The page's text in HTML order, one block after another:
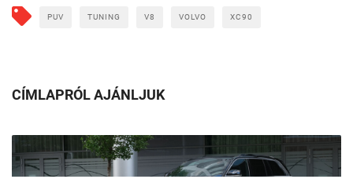
PUV TUNING V8 VOLVO XC90
CÍMLAPRÓL AJÁNLJUK